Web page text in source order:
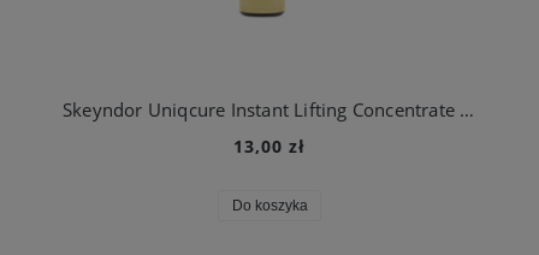
Skeyndor Uniqcure Instant Lifting Concentrate - ampułka liftingująca - 1 szt.
13,00 zł
Do koszyka